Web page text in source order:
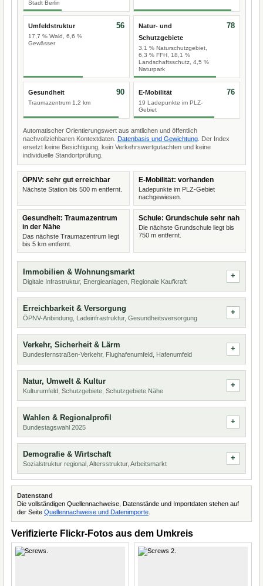
Stadt Berlin
Umfeldstruktur
17,7 % Wald, 6,6 %
Gewässer
56
Natur- und
Schutzgebiete
3,1 % Naturschutzgebiet,
6,3 % FFH, 18,1 %
Landschaftsschutz, 4,5 %
Naturpark
78
Gesundheit
Traumazentrum 1,2 km
90 E-Mobilität
19 Ladepunkte im PLZ-
Gebiet
76
Automatischer Orientierungswert aus amtlichen und öffentlich
nachvollziehbaren Kontextdaten. Datenbasis und Gewichtung . Der Index
ersetzt keine Besichtigung, kein Verkehrswertgutachten und keine
individuelle Standortprüfung.
ÖPNV: sehr gut erreichbar
Nächste Station bis 500 m entfernt.
E-Mobilität: vorhanden
Ladepunkte im PLZ-Gebiet
nachgewiesen.
Gesundheit: Traumazentrum
in der Nähe
Das nächste Traumazentrum liegt
bis 5 km entfernt.
Schule: Grundschule sehr nah
Die nächste Grundschule liegt bis
750 m entfernt.
Immobilien & Wohnungsmarkt
Digitale Infrastruktur, Energieanlagen, Regionale Kaufkraft
Erreichbarkeit & Versorgung
ÖPNV-Anbindung, Ladeinfrastruktur, Gesundheitsversorgung
Verkehr, Sicherheit & Lärm
Bundesfernstraßen-Verkehr, Flughafenumfeld, Hafenumfeld
Natur, Umwelt & Kultur
Kulturumfeld, Schutzgebiete, Schutzgebiete Nähe
Wahlen & Regionalprofil
Bundestagswahl 2025
Demografie & Wirtschaft
Sozialstruktur regional, Altersstruktur, Arbeitsmarkt
Datenstand
Die vollständigen Quellennachweise, Datenstände und Importdaten stehen auf
der Seite Quellennachweise und Datenimporte
Verifizierte Flickr-Fotos aus dem Umkreis